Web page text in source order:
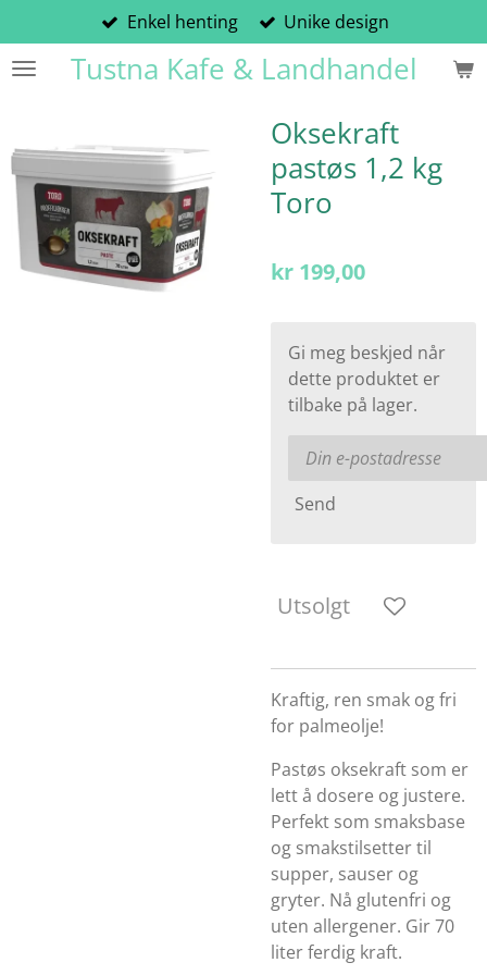
til
hovedinnholdTustna Kafe & Landhandel
Enkel henting Unike design
Oksekraft
pastøs 1,2 kg
Toro
kr 199,00
Gi meg beskjed når
dette produktet er
tilbake på lager.
Send
Utsolgt
Kraftig, ren smak og fri
for palmeolje!
Pastøs oksekraft som er
lett å dosere og justere.
Perfekt som smaksbase
og smakstilsetter til
supper, sauser og
gryter. Nå glutenfri og
uten allergener. Gir 70
liter ferdig kraft.